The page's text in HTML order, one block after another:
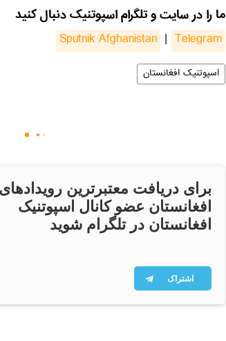
ما را در سایت و تلگرام اسپوتنیک دنبال کنید
Sputnik Afghanistan | Telegram
اسپوتنیک افغانستان
برای دریافت معتبرترین رویدادهای
افغانستان عضو کانال اسپوتنیک
افغانستان در تلگرام شوید
اشتراک